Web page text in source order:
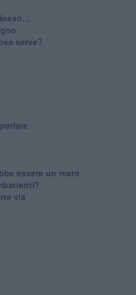
serve?
essere un reato
via